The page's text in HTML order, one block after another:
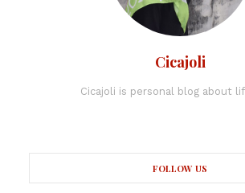
Cicajoli
Cicajoli is personal blog about
FOLLOW US